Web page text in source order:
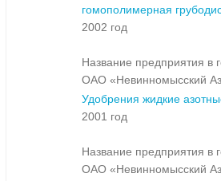
гомополимерная
2002 год
Название предприятия в
ОАО «Невинномысский
Удобрения жидкие
2001 год
Название предприятия в
ОАО «Невинномысский